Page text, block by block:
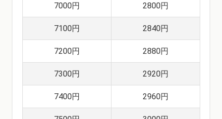
7000円 2800円
7100円 2840円
7200円 2880円
7300円 2920円
7400円 2960円